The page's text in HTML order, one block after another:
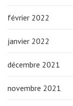
février 2022
janvier 2022
décembre 2021
novembre 2021